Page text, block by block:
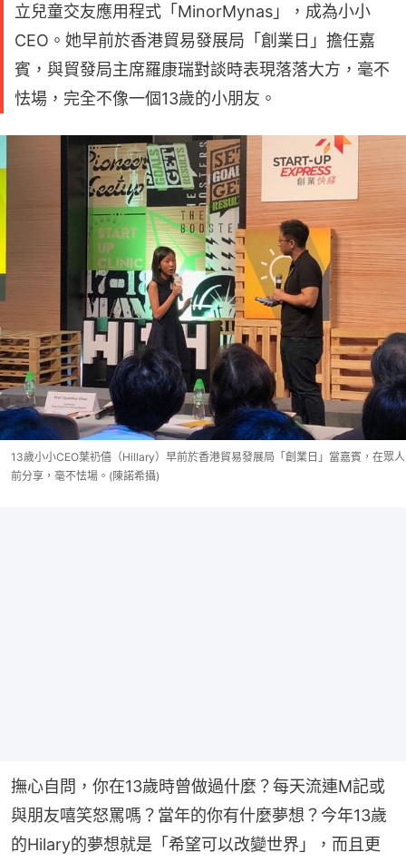
立兒童交友應用程式「MinorMynas」，成為小小
CEO。她早前於香港貿易發展局「創業日」擔任嘉
賓，與貿發局主席羅康瑞對談時表現落落大方，毫不
怯場，完全不像一個13歲的小朋友。
13歲小小CEO葉礽僖（Hillary）早前於香港貿易發展局「創業日」當嘉賓，在眾人
前分享，毫不怯場。(陳諾希攝)
撫心自問，你在13歲時曾做過什麼？每天流連M記或
與朋友嘻笑怒罵嗎？當年的你有什麼夢想？今年13歲
的Hilary的夢想就是「希望可以改變世界」，而且更